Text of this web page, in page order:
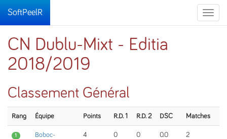
Toggle
SoftPeelR
CN Dublu-Mixt - Editia
2018/2019
Classement Général
Rang Équipe Points R.D. 1 R.D. 2 DSC Matches
1
Boboc-
4 0 0 0.0 2